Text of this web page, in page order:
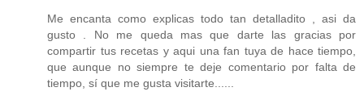
Me encanta como explicas todo tan detalladito , asi da
gusto . No me queda mas que darte las gracias por
compartir tus recetas y aqui una fan tuya de hace tiempo,
que aunque no siempre te deje comentario por falta de
tiempo, sí que me gusta visitarte......